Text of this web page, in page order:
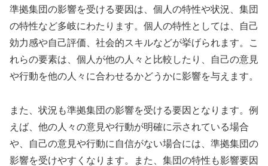
準拠集団の影響を受ける要因は、個人の特性や状況、集団
の特性など多岐にわたります。個人の特性としては、自己
効力感や自己評価、社会的スキルなどが挙げられます。こ
れらの要素は、個人が他の人々と比較したり、自己の意見
や行動を他の人々に合わせるかどうかに影響を与えます。
また、状況も準拠集団の影響を受ける要因となります。例
えば、他の人々の意見や行動が明確に示されている場合
や、自己の意見や行動に自信がない場合には、準拠集団の
影響を受けやすくなります。また、集団の特性も影響要因